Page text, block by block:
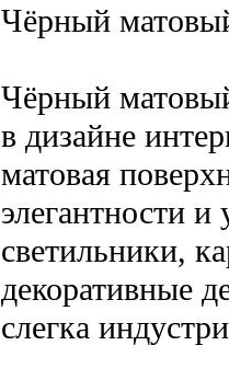
Чёрный
Чёрный
в дизайне
матовая
элегантности
светильники,
декоративные
слегка